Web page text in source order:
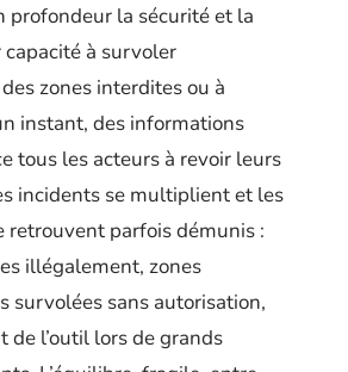
profondeur la sécurité et la
à survoler
zones interdites ou à
instant, des informations
tous les acteurs à revoir leurs
incidents se multiplient et les
retrouvent parfois démunis :
illégalement, zones
survolées sans autorisation,
de l’outil lors de grands